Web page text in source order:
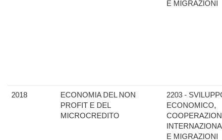
E MIGRAZIONI
2018
ECONOMIA DEL NON
PROFIT E DEL
MICROCREDITO
2203 -
ECONOMICO,
E MIGRAZIONI